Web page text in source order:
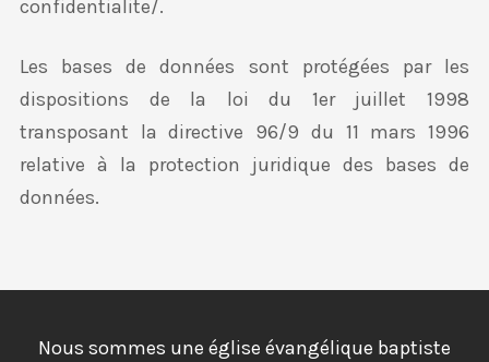
confidentialite/.
Les bases de données sont protégées par les
dispositions de la loi du 1er juillet 1998
transposant la directive 96/9 du 11 mars 1996
relative à la protection juridique des bases de
données.
Nous sommes une église évangélique baptiste